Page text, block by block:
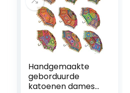
Handgemaakte
geborduurde
katoenen dames